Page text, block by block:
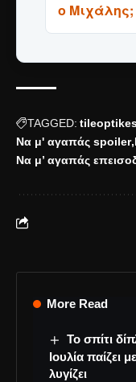
ο Μιχάλης;
TAGGED:
Να μ' αγαπάς spoiler
Να μ’ αγαπάς
More Read
Το σπίτι
Ιουλία παίζει
λυγίζει